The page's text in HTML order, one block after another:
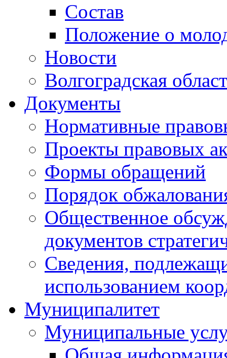
Состав
Положение о
Новости
Волгоградская
Документы
Нормативные
Проекты правовых
Формы обращений
Порядок
Общественное
документов
Сведения,
использованием
Муниципалитет
Муниципальные